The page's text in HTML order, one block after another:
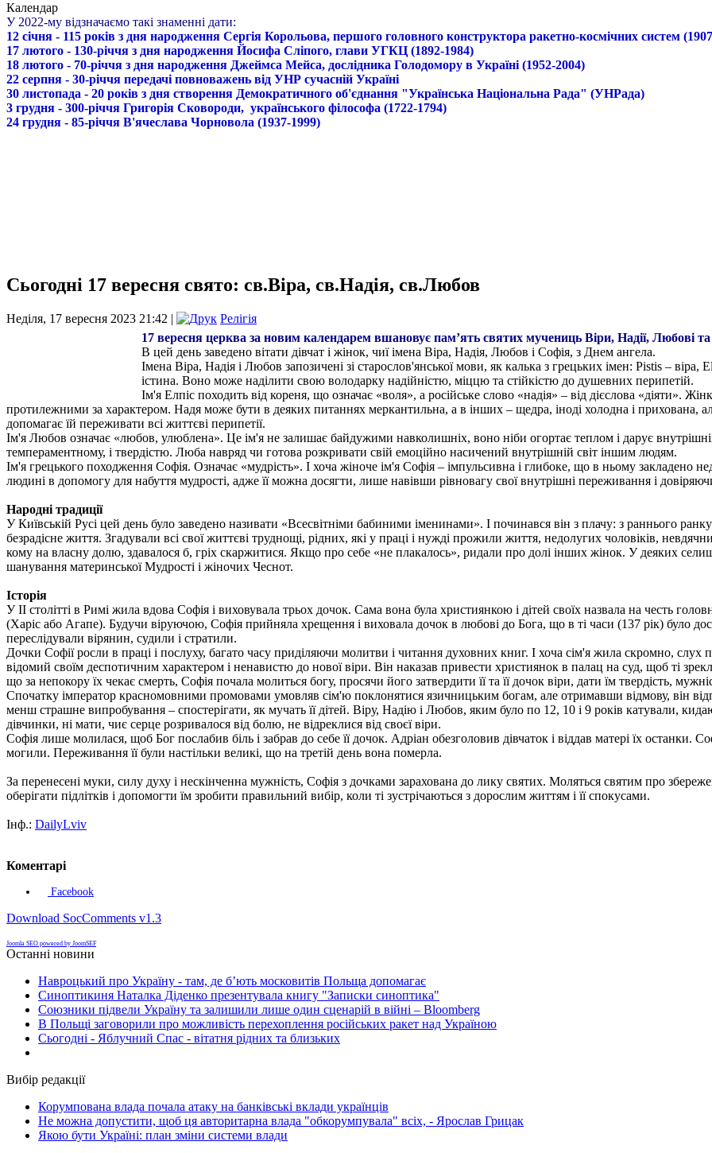
Календар
У 2022-му відзначаємо такі знаменні дати:
12 січня - 115 років з дня народження Сергія Корольова, першого головного конструктора ракетно-космічних систем
17 лютого - 130-річчя з дня народження Йосифа Сліпого, глави УГКЦ (1892-1984)
18 лютого - 70-річчя з дня народження Джеймса Мейса, дослідника Голодомору в Україні (1952-2004)
22 серпня - 30-річчя передачі повноважень від УНР сучасній Україні
30 листопада - 20 років з дня створення Демократичного об'єднання "Українська Національна Рада" (УНРада)
3 грудня - 300-річчя Григорія Сковороди, українського філософа (1722-1794)
24 грудня - 85-річчя В'ячеслава Чорновола (1937-1999)
Сьогодні 17 вересня свято: св.Віра, св.Надія, св.Любов
Неділя, 17 вересня 2023 21:42 |
Релігія
17 вересня церква за новим календарем вшановує пам’ять святих мучениць Віри, Надії, Любові та
В цей день заведено вітати дівчат і жінок, чиї імена Віра, Надія, Любов і Софія, з Днем ангела.
Імена Віра, Надія і Любов запозичені зі старослов'янської мови, як калька з грецьких імен: Pistis – віра,
істина. Воно може наділити свою володарку надійністю, міццю та стійкістю до душевних перипетій.
Ім'я Елпіс походить від кореня, що означає «воля», а російське слово «надія» – від дієслова «діяти».
протилежними за характером. Надя може бути в деяких питаннях меркантильна, а в інших – щедра, іноді холодна і прихована,
допомагає їй переживати всі життєві перипетії.
Ім'я Любов означає «любов, улюблена». Це ім'я не залишає байдужими навколишніх, воно ніби огортає теплом і дарує
темпераментному, і твердістю. Люба навряд чи готова розкривати свій емоційно насичений внутрішній світ іншим людям.
Ім'я грецького походження Софія. Означає «мудрість». І хоча жіноче ім'я Софія – імпульсивна і глибоке, що в ньому закладено
людині в допомогу для набуття мудрості, адже її можна досягти, лише навівши рівновагу свої внутрішні переживання і довіряючи
Народні традиції
У Київській Русі цей день було заведено називати «Всесвітніми бабиними іменинами». І починався він з плачу: з раннього
безрадісне життя. Згадували всі свої життєві труднощі, рідних, які у праці і нужді прожили життя, недолугих чоловіків,
кому на власну долю, здавалося б, гріх скаржитися. Якщо про себе «не плакалось», ридали про долі інших жінок. У деяких
шанування материнської Мудрості і жіночих Чеснот.
Історія
У II столітті в Римі жила вдова Софія і виховувала трьох дочок. Сама вона була християнкою і дітей своїх назвала на честь
(Харіс або Агапе). Будучи віруючою, Софія прийняла хрещення і виховала дочок в любові до Бога, що в ті часи (137 рік) було
переслідували вірянин, судили і стратили.
Дочки Софії росли в праці і послуху, багато часу приділяючи молитви і читання духовних книг. І хоча сім'я жила скромно,
відомий своїм деспотичним характером і ненавистю до нової віри. Він наказав привести християнок в палац на суд, щоб ті
що за непокору їх чекає смерть, Софія почала молиться богу, просячи його затвердити її та її дочок віри, дати їм твердість,
Спочатку імператор красномовними промовами умовляв сім'ю поклонятися язичницьким богам, але отримавши відмову, він
менш страшне випробування – спостерігати, як мучать її дітей. Віру, Надію і Любов, яким було по 12, 10 і 9 років катували,
дівчинки, ні мати, чиє серце розривалося від болю, не відреклися від своєї віри.
Софія лише молилася, щоб Бог послабив біль і забрав до себе її дочок. Адріан обезголовив дівчаток і віддав матері їх останки.
могили. Переживання її були настільки великі, що на третій день вона померла.
За перенесені муки, силу духу і нескінченна мужність, Софія з дочками зарахована до лику святих. Моляться святим про
оберігати підлітків і допомогти їм зробити правильний вибір, коли ті зустрічаються з дорослим життям і її спокусами.
Інф.: DailyLviv
Коментарі
Facebook
Download SocComments v1.3
Joomla SEO powered by JoomSEF
Останні новини
Навроцький про Україну - там, де б’ють московитів Польща допомагає
Синоптикиня Наталка Діденко презентувала книгу "Записки синоптика"
Союзники підвели Україну та залишили лише один сценарій в війні – Bloomberg
В Польщі заговорили про можливість перехоплення російських ракет над Україною
Сьогодні - Яблучний Спас - вітатня рідних та близьких
Вибір редакції
Корумпована влада почала атаку на банківські вклади українців
Не можна допустити, щоб ця авторитарна влада "обкорумпувала" всіх, - Ярослав Грицак
Якою бути Україні: план зміни системи влади